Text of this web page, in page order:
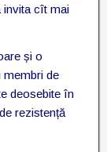
invita cît mai
și o
membri de
deosebite în
rezistență